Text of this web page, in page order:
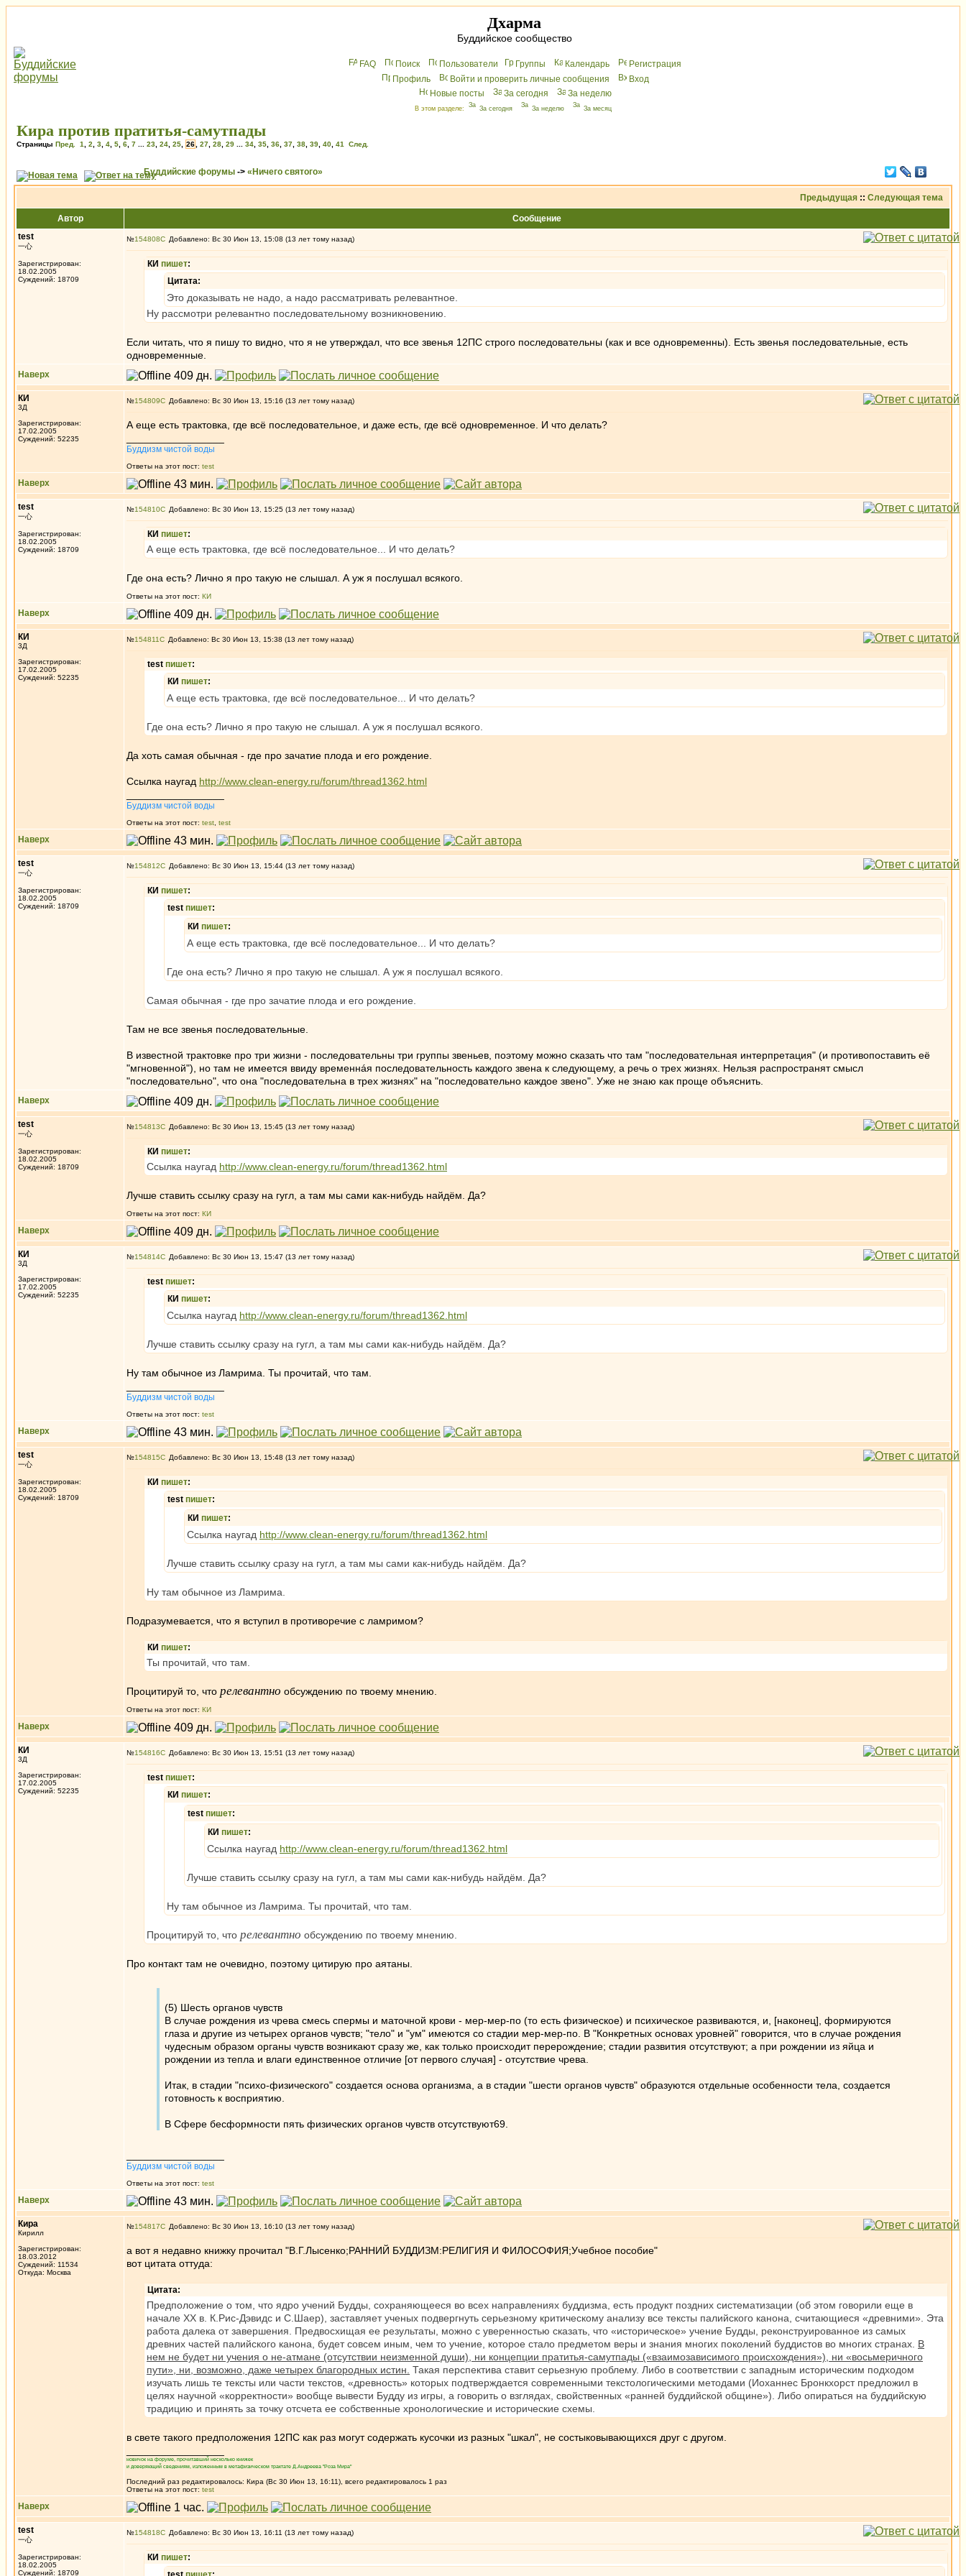
Дхарма
Буддийское сообщество
FAQ Поиск Пользователи Группы Календарь
Peгиcтрaция
Профиль
Войти и проверить личные сообщения
Вхoд
Новые посты
За сегодня За неделю
В этом разделе: За сегодня За неделю За месяц
Кира против пратитья-самутпады
Страницы Пред. 1 2 3 4 5 6 7 23 24 25 26 27 28 29 34 35 36 37 38 39 40 41 След.
Буддийские форумы -> «Ничего святого»
Предыдущая :: Следующая тема
Автор
Сообщение
test
一心
Зарегистрирован:
18.02.2005
Суждений: 18709
№154808 Добавлено: Вс 30 Июн 13, 15:08 (13 лет тому назад)
КИ пишет:
Цитата:
Это доказывать не надо, а надо рассматривать релевантное.
Ну рассмотри релевантно последовательному возникновению.
Если читать, что я пишу то видно, что я не утверждал, что все звенья 12ПС строго последовательны (как и все одновременны). Есть звенья последовательные, есть
одновременные.
Наверх
КИ
3Д
Зарегистрирован:
17.02.2005
Суждений: 52235
№154809 Добавлено: Вс 30 Июн 13, 15:16 (13 лет тому назад)
А еще есть трактовка, где всё последовательное, и даже есть, где всё одновременное. И что делать?
Буддизм чистой воды
Ответы на этот пост: test
Наверх
test
一心
Зарегистрирован:
18.02.2005
Суждений: 18709
№154810 Добавлено: Вс 30 Июн 13, 15:25 (13 лет тому назад)
КИ пишет:
А еще есть трактовка, где всё последовательное... И что делать?
Где она есть? Лично я про такую не слышал. А уж я послушал всякого.
Ответы на этот пост: КИ
Наверх
КИ
3Д
Зарегистрирован:
17.02.2005
Суждений: 52235
№154811 Добавлено: Вс 30 Июн 13, 15:38 (13 лет тому назад)
test пишет:
КИ пишет:
А еще есть трактовка, где всё последовательное... И что делать?
Где она есть? Лично я про такую не слышал. А уж я послушал всякого.
Да хоть самая обычная - где про зачатие плода и его рождение.
Ссылка наугад http://www.clean-energy.ru/forum/thread1362.html
Буддизм чистой воды
Ответы на этот пост: test test
Наверх
test
一心
Зарегистрирован:
18.02.2005
Суждений: 18709
№154812 Добавлено: Вс 30 Июн 13, 15:44 (13 лет тому назад)
КИ пишет:
test пишет:
КИ пишет:
А еще есть трактовка, где всё последовательное... И что делать?
Где она есть? Лично я про такую не слышал. А уж я послушал всякого.
Самая обычная - где про зачатие плода и его рождение.
Там не все звенья последовательные.
В известной трактовке про три жизни - последовательны три группы звеньев, поэтому можно сказать что там "последовательная интерпретация" (и противопоставить её
"мгновенной"), но там не имеется ввиду временнáя последовательность каждого звена к следующему, а речь о трех жизнях. Нельзя распространят смысл
"последовательно", что она "последовательна в трех жизнях" на "последовательно каждое звено". Уже не знаю как проще объяснить.
Наверх
test
一心
Зарегистрирован:
18.02.2005
Суждений: 18709
№154813 Добавлено: Вс 30 Июн 13, 15:45 (13 лет тому назад)
КИ пишет:
Ссылка наугад http://www.clean-energy.ru/forum/thread1362.html
Лучше ставить ссылку сразу на гугл, а там мы сами как-нибудь найдём. Да?
Ответы на этот пост: КИ
Наверх
КИ
3Д
Зарегистрирован:
17.02.2005
Суждений: 52235
№154814 Добавлено: Вс 30 Июн 13, 15:47 (13 лет тому назад)
test пишет:
КИ пишет:
Ссылка наугад http://www.clean-energy.ru/forum/thread1362.html
Лучше ставить ссылку сразу на гугл, а там мы сами как-нибудь найдём. Да?
Ну там обычное из Ламрима. Ты прочитай, что там.
Буддизм чистой воды
Ответы на этот пост: test
Наверх
test
一心
Зарегистрирован:
18.02.2005
Суждений: 18709
№154815 Добавлено: Вс 30 Июн 13, 15:48 (13 лет тому назад)
КИ пишет:
test пишет:
КИ пишет:
Ссылка наугад http://www.clean-energy.ru/forum/thread1362.html
Лучше ставить ссылку сразу на гугл, а там мы сами как-нибудь найдём. Да?
Ну там обычное из Ламрима.
Подразумевается, что я вступил в противоречие с ламримом?
КИ пишет:
Ты прочитай, что там.
Процитируй то, что релевантно обсуждению по твоему мнению.
Ответы на этот пост: КИ
Наверх
КИ
3Д
Зарегистрирован:
17.02.2005
Суждений: 52235
№154816 Добавлено: Вс 30 Июн 13, 15:51 (13 лет тому назад)
test пишет:
КИ пишет:
test пишет:
КИ пишет:
Ссылка наугад http://www.clean-energy.ru/forum/thread1362.html
Лучше ставить ссылку сразу на гугл, а там мы сами как-нибудь найдём. Да?
Ну там обычное из Ламрима. Ты прочитай, что там.
Процитируй то, что релевантно обсуждению по твоему мнению.
Про контакт там не очевидно, поэтому цитирую про аятаны.
(5) Шесть органов чувств
В случае рождения из чрева смесь спермы и маточной крови - мер-мер-по (то есть физическое) и психическое развиваются, и, [наконец], формируются
глаза и другие из четырех органов чувств; "тело" и "ум" имеются со стадии мер-мер-по. В "Конкретных основах уровней" говорится, что в случае рождения
чудесным образом органы чувств возникают сразу же, как только происходит перерождение; стадии развития отсутствуют; а при рождении из яйца и
рождении из тепла и влаги единственное отличие [от первого случая] - отсутствие чрева.
Итак, в стадии "психо-физического" создается основа организма, а в стадии "шести органов чувств" образуются отдельные особенности тела, создается
готовность к восприятию.
В Сфере бесформности пять физических органов чувств отсутствуют69.
Буддизм чистой воды
Ответы на этот пост: test
Наверх
Кира
Кирилл
Зарегистрирован:
18.03.2012
Суждений: 11534
Откуда: Москва
№154817 Добавлено: Вс 30 Июн 13, 16:10 (13 лет тому назад)
а вот я недавно книжку прочитал "В.Г.Лысенко;РАННИЙ БУДДИЗМ:РЕЛИГИЯ И ФИЛОСОФИЯ;Учебное пособие"
вот цитата оттуда:
Цитата:
Предположение о том, что ядро учений Будды, сохраняющееся во всех направлениях буддизма, есть продукт поздних систематизации (об этом говорили еще в
начале XX в. К.Рис-Дэвидс и С.Шаер), заставляет ученых подвергнуть серьезному критическому анализу все тексты палийского канона, считающиеся «древними». Эта
работа далека от завершения. Предвосхищая ее результаты, можно с уверенностью сказать, что «историческое» учение Будды, реконструированное из самых
древних частей палийского канона, будет совсем иным, чем то учение, которое стало предметом веры и знания многих поколений буддистов во многих странах. В
нем не будет ни учения о не-атмане (отсутствии неизменной души), ни концепции пратитья-самутпады («взаимозависимого происхождения»), ни «восьмеричного
пути», ни, возможно, даже четырех благородных истин. Такая перспектива ставит серьезную проблему. Либо в соответствии с западным историческим подходом
изучать лишь те тексты или части текстов, «древность» которых подтверждается современными текстологическими методами (Иоханнес Бронкхорст предложил в
целях научной «корректности» вообще вывести Будду из игры, а говорить о взглядах, свойственных «ранней буддийской общине»). Либо опираться на буддийскую
традицию и принять за точку отсчета ее собственные хронологические и исторические схемы.
в свете такого предположения 12ПС как раз могут содержать кусочки из разных "шкал", не состыковывающихся друг с другом.
новичок на форуме, прочитавший несколько книжек
и доверяющий сведениям, изложенным в метафизическом трактате Д.Андреева "Роза Мира"
Последний раз редактировалось: Кира (Вс 30 Июн 13, 16:11), всего редактировалось 1 раз
Ответы на этот пост: test
Наверх
test
一心
Зарегистрирован:
18.02.2005
Суждений: 18709
№154818 Добавлено: Вс 30 Июн 13, 16:11 (13 лет тому назад)
КИ пишет: